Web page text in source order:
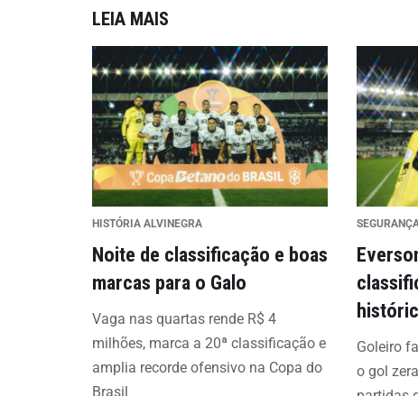
LEIA MAIS
HISTÓRIA ALVINEGRA
Noite de classificação e boas
marcas para o Galo
Vaga nas quartas rende R$ 4
milhões, marca a 20ª classificação e
amplia recorde ofensivo na Copa do
Brasil
Goleiro
o gol